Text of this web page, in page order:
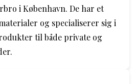
i København. De har et
og specialiserer sig i
til både private og